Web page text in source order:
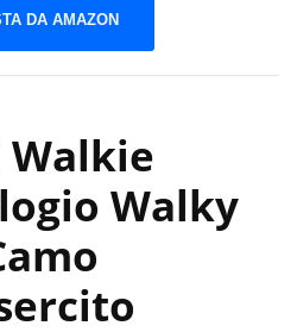
DA AMAZON
Walky